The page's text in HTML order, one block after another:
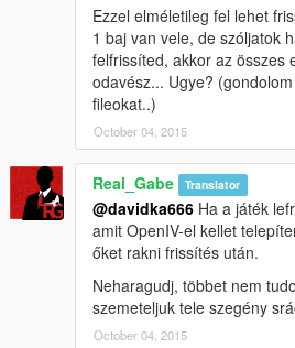
Ezzel elméletileg fel lehet
1 baj van vele, de szóljatok
felfrissíted, akkor az összes
odavész... Ugye?
fileokat..)
October 04, 2015
Real_Gabe Translator
@davidka666 Ha a játék
amit OpenIV-el kellet
őket rakni frissítés után.
Neharagudj, többet nem
szemeteljuk tele szegény
October 04, 2015